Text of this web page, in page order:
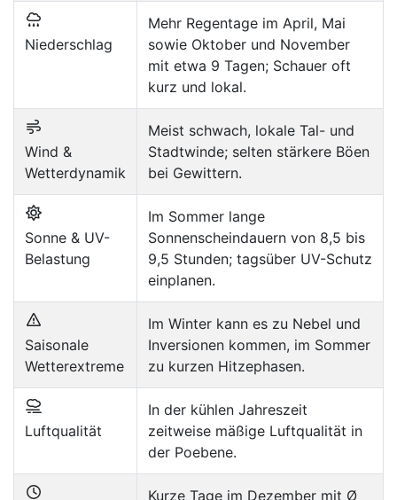
Niederschlag
Mehr Regentage im April, Mai
sowie Oktober und November
mit etwa 9 Tagen; Schauer oft
kurz und lokal.
Wind &
Wetterdynamik
Meist schwach, lokale Tal- und
Stadtwinde; selten stärkere Böen
bei Gewittern.
Sonne & UV-
Belastung
Im Sommer lange
Sonnenscheindauern von 8,5 bis
9,5 Stunden; tagsüber UV-Schutz
einplanen.
Saisonale
Wetterextreme
Im Winter kann es zu Nebel und
Inversionen kommen, im Sommer
zu kurzen Hitzephasen.
Luftqualität
In der kühlen Jahreszeit
zeitweise mäßige Luftqualität in
der Poebene.
Kurze Tage im Dezember mit Ø